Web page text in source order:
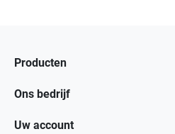
Producten
Ons bedrijf
Uw account